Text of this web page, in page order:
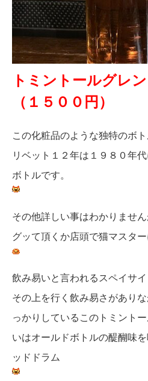
トミントールグレ
（１５００円）
この化粧品のような独特のボ
リベット１２年は１９８０年
ボトルです。
その他詳しい事はわかりませ
グッて頂くか店頭で猫マスタ
飲み易いと言われるスペイサ
その上を行く飲み易さがあり
っかりしているこのトミント
いはオールドボトルの醍醐味
ッドドラム